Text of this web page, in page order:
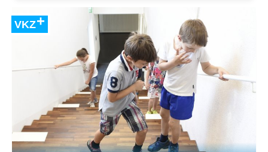
VKZ